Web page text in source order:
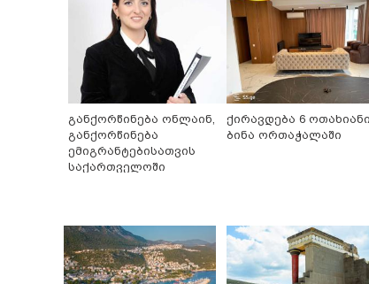
განქორწინება ონლაინ,
განქორწინება
ემიგრანტებისათვის
საქართველოში
ქირავდება 6 ოთახიანი
ბინა ორთაჭალაში